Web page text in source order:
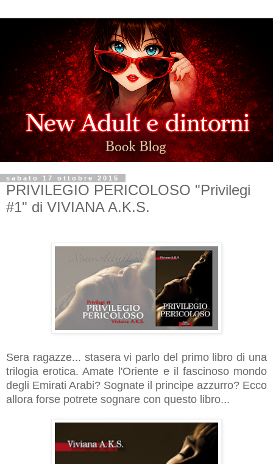
sabato 17 ottobre 2015
PRIVILEGIO PERICOLOSO "Privilegi
#1" di VIVIANA A.K.S.
Sera ragazze... stasera vi parlo del primo libro di una
trilogia erotica. Amate l'Oriente e il fascinoso mondo
degli Emirati Arabi? Sognate il principe azzurro? Ecco
allora forse potrete sognare con questo libro...